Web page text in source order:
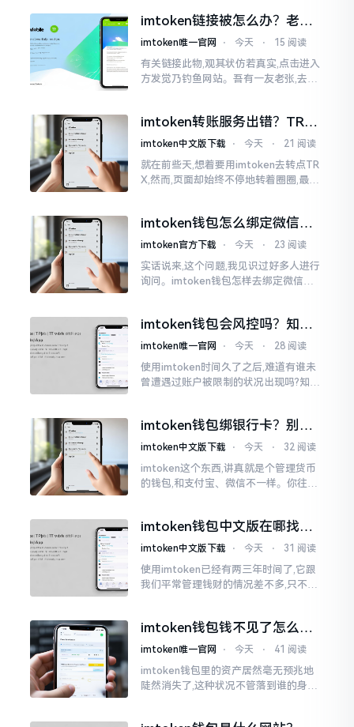
出了故障
imtoken链接被怎么办？老币
民的血泪教训告诉你
imtoken唯一官网 ⋅ 今天 ⋅ 15 阅读
有关链接此物,观其状仿若真实,点击进入
方发觉乃钓鱼网站。吾有一友老张,去年
imtoken转账服务出错？TRX
转不出去别慌，这几招试试
imtoken中文版下载 ⋅ 今天 ⋅ 21 阅读
就在前些天,想着要用imtoken去转点TR
X,然而,页面却始终不停地转着圈圈,最终
imtoken钱包怎么绑定微信？
答案可能让你失望
imtoken官方下载 ⋅ 今天 ⋅ 23 阅读
实话说来,这个问题,我见识过好多人进行
询问。imtoken钱包怎样去绑定微信呢?
试。随后予以明晰
imtoken钱包会风控吗？知乎
上的说法靠不靠谱，老币民告
imtoken唯一官网 ⋅ 今天 ⋅ 28 阅读
使用imtoken时间久了之后,难道有谁未
曾遭遇过账户被限制的状况出现吗?知乎
制。
imtoken钱包绑银行卡？别折
腾了，真相是这样的
imtoken中文版下载 ⋅ 今天 ⋅ 32 阅读
imtoken这个东西,讲真就是个管理货币
的钱包,和支付宝、微信不一样。你往里
imtoken钱包中文版在哪找？
老手教你避坑
imtoken中文版下载 ⋅ 今天 ⋅ 31 阅读
使用imtoken已经有两三年时间了,它跟
我们平常管理钱财的情况差不多,只不过
许许多多的链接
imtoken钱包钱不见了怎么
办？老用户手把手教你找回
imtoken唯一官网 ⋅ 今天 ⋅ 41 阅读
imtoken钱包里的资产居然毫无预兆地
陡然消失了,这种状况不管落到谁的身上,